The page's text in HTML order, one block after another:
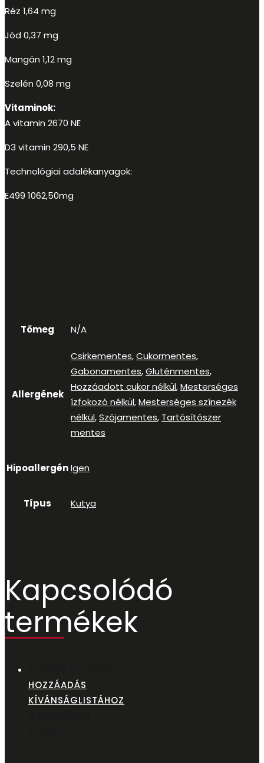
Réz 1,64 mg
Jód 0,37 mg
Mangán 1,12 mg
Szelén 0,08 mg
Vitaminok:
A vitamin 2670 NE
D3 vitamin 290,5 NE
Technológiai adalékanyagok:
E499 1062,50mg
Tömeg N/A
Allergének
Csirkementes,Cukormentes,
Gabonamentes,Gluténmentes,
Hozzáadott cukor nélkül,Mesterséges
ízfokozó nélkül,Mesterséges színezék
nélkül,Szójamentes, Tartósítószer
mentes
HipoallergénIgen
Típus Kutya
Kapcsolódó
termékek
HOZZÁADÁS
KÍVÁNSÁGLISTÁHOZ